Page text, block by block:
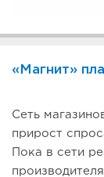
«Магнит»
Сеть
прирост
Пока в сети